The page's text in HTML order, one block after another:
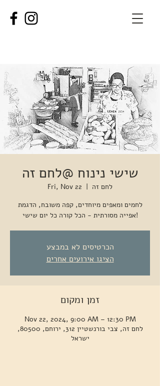
שישי נינוח @לחם זה
Fri, Nov 22
  |
לחם זה
לחמים ומאפים מיוחדים, קפה משובח, הדגמת
אפייה מסורתית - הכל קורה כל יום שישי!
הכרטיסים לא במבצע
הציגו אירועים אחרים
זמן ומקום
Nov 22, 2024, 9:00 AM – 12:30 PM
לחם זה, צבי בורנשטיין 312, ירוחם, 80500,
ישראל